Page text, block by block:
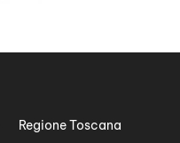
Regione Toscana